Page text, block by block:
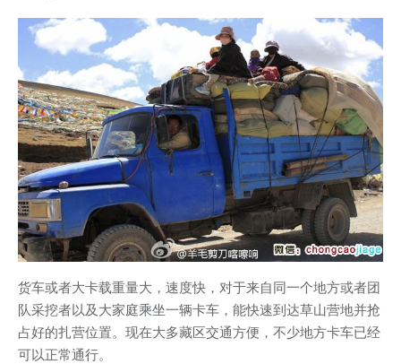
货车或者大卡载重量大，速度快，对于来自同一个地方或者团
队采挖者以及大家庭乘坐一辆卡车，能快速到达草山营地并抢
占好的扎营位置。现在大多藏区交通方便，不少地方卡车已经
可以正常通行。